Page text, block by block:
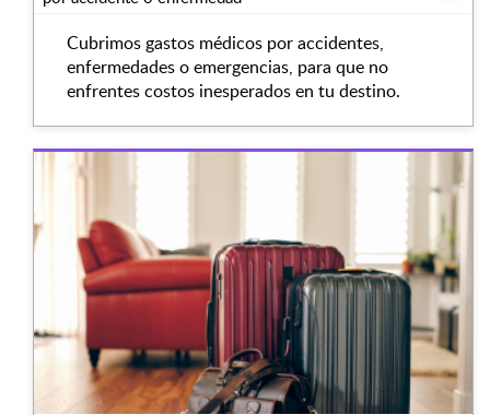
Cubrimos gastos médicos por accidentes,
enfermedades o emergencias, para que no
enfrentes costos inesperados en tu destino.